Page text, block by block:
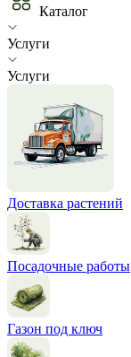
Каталог
Услуги
Услуги
Доставка растений
Посадочные работы
Газон под ключ